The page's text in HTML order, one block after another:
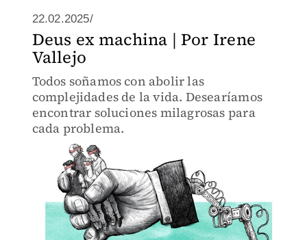
22.02.2025/
Deus ex machina | Por Irene
Vallejo
Todos soñamos con abolir las
complejidades de la vida. Desearíamos
encontrar soluciones milagrosas para
cada problema.